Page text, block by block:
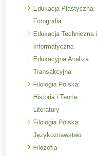
Edukacja Plastyczna:
Fotografia
Edukacja Techniczna i
Informatyczna
Edukacyjna Analiza
Transakcyjna
Filologia Polska:
Historia i Teoria
Literatury
Filologia Polska:
Językoznawstwo
Filozofia